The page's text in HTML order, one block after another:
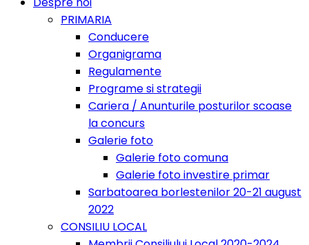
PRIMARIA
Conducere
Organigrama
Regulamente
Programe si strategii
Cariera / Anunturile posturilor scoase
la concurs
Galerie foto
Galerie foto comuna
Galerie foto investire primar
Sarbatoarea borlestenilor 20-21 august
2022
CONSILIU LOCAL